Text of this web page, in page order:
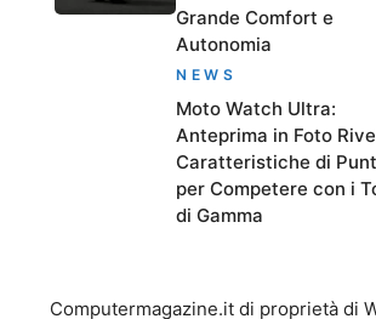
Grande Comfort e
Autonomia
NEWS
Moto Watch Ultra:
Anteprima in Foto
Caratteristiche di
per Competere con i
di Gamma
Computermagazine.it di proprietà di